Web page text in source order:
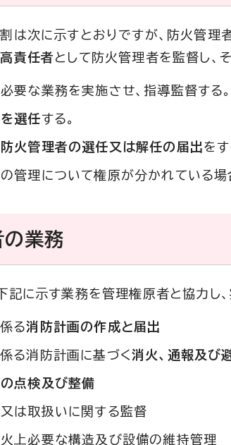
は次に示すとおりですが、防火管理
責任者 として防火管理者を監督し、
要な業務を実施させ、指導監督する。
選任する。
防火管理者の選任又は解任の届出をす
管理について権原が分かれている
の業務
記に示す業務を管理権原者と協力し
る消防計画の作成と届出
る消防計画に基づく消火、通報及び
点検及び整備
は取扱いに関する監督
上必要な構造及び設備の維持管理